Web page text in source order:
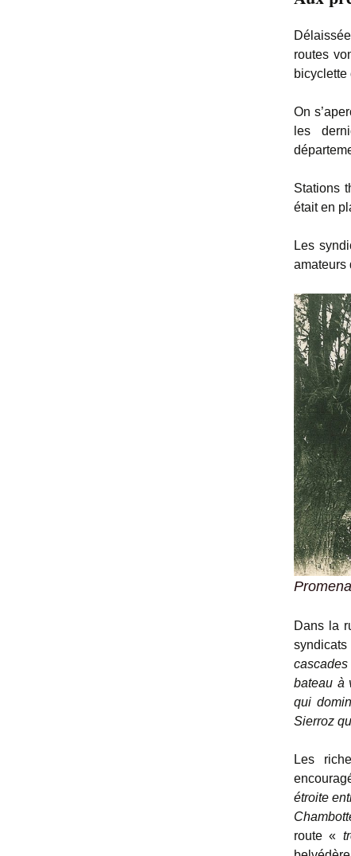
routes
bicyclette
On
les
Stations
était en
Les
amateurs
Dans la
bateau à
qui
Sierroz
Les
étroite
route «